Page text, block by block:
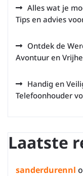
Alles wat je
Tips en advies
Ontdek de
Avontuur en
Handig en
Telefoonhouder
Laatste
sanderdurennl